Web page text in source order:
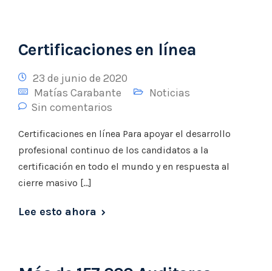
Certificaciones en línea
23 de junio de 2020
Matías Carabante
Noticias
Sin comentarios
Certificaciones en línea Para apoyar el desarrollo
profesional continuo de los candidatos a la
certificación en todo el mundo y en respuesta al
cierre masivo […]
Lee esto ahora